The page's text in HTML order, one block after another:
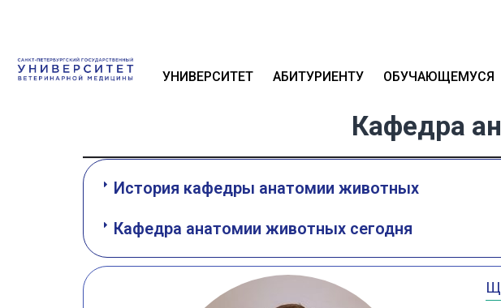
УНИВЕРСИТЕТ АБИТУРИЕНТУ ОБУЧАЮЩЕМУСЯ
Кафедра
История кафедры анатомии животных
Кафедра анатомии животных сегодня